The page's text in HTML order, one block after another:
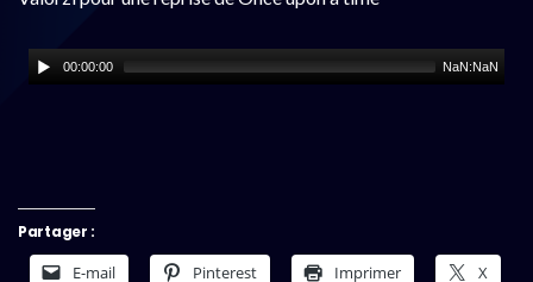
00:00:00 NaN:NaN
Partager :
E-mail Pinterest Imprimer X